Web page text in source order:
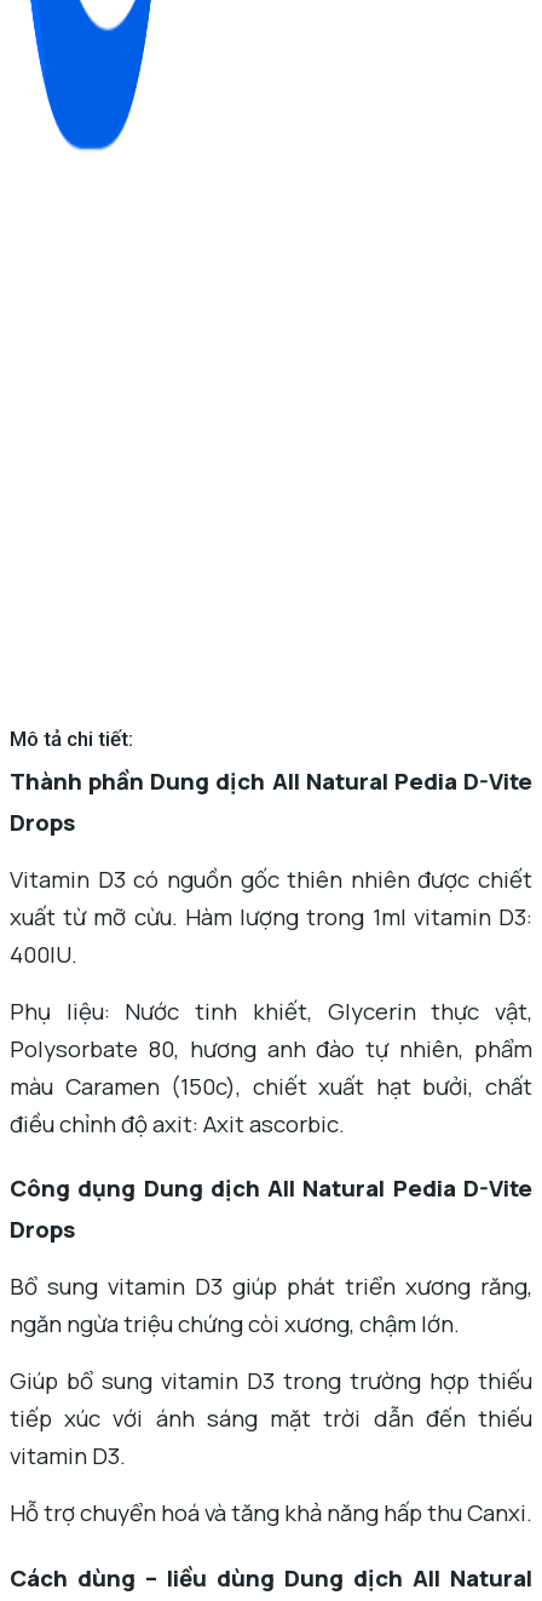
Mô tả chi tiết:
Thành phần Dung dịch All Natural Pedia D-Vite
Drops
Vitamin D3 có nguồn gốc thiên nhiên được chiết
xuất từ mỡ cừu. Hàm lượng trong 1ml vitamin D3:
400IU.
Phụ liệu: Nước tinh khiết, Glycerin thực vật,
Polysorbate 80, hương anh đào tự nhiên, phẩm
màu Caramen (150c), chiết xuất hạt bưởi, chất
điều chỉnh độ axit: Axit ascorbic.
Công dụng Dung dịch All Natural Pedia D-Vite
Drops
Bổ sung vitamin D3 giúp phát triển xương răng,
ngăn ngừa triệu chứng còi xương, chậm lớn.
Giúp bổ sung vitamin D3 trong trường hợp thiếu
tiếp xúc với ánh sáng mặt trời dẫn đến thiếu
vitamin D3.
Hỗ trợ chuyển hoá và tăng khả năng hấp thu Canxi.
Cách dùng – liều dùng Dung dịch All Natural